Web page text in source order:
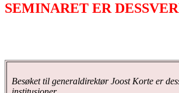
SEMINARET ER
Besøket til generaldirektør Joost Korte er